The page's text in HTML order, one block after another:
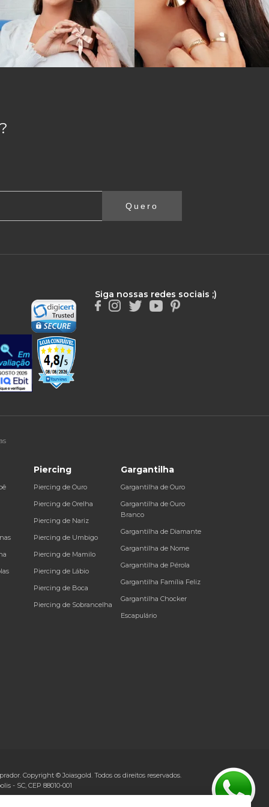
Quero
Siga nossas redes sociais ;)
Piercing
Piercing de Ouro
Piercing de Orelha
Piercing de Nariz
Piercing de Umbigo
Piercing de Mamilo
Piercing de Lábio
Piercing de Boca
Piercing de Sobrancelha
Gargantilha
Gargantilha de Ouro
Gargantilha de Ouro
Branco
Gargantilha de Diamante
Gargantilha de Nome
Gargantilha de Pérola
Gargantilha Família Feliz
Gargantilha Chocker
Escapulário
Copyright © Joiasgold. Todos os direitos reservados.
- SC, CEP 88010-001